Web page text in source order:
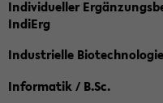
Individueller
IndiErg
Industrielle
Informatik / B.Sc.